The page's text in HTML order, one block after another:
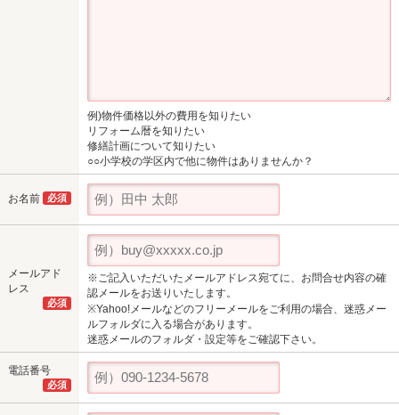
例)物件価格以外の費用を知りたい
リフォーム暦を知りたい
修繕計画について知りたい
○○小学校の学区内で他に物件はありませんか？
お名前 必須
メールアド
レス
必須
※ご記入いただいたメールアドレス宛てに、お問合せ内容の確
認メールをお送りいたします。
※Yahoo!メールなどのフリーメールをご利用の場合、迷惑メー
ルフォルダに入る場合があります。
迷惑メールのフォルダ・設定等をご確認下さい。
電話番号
必須